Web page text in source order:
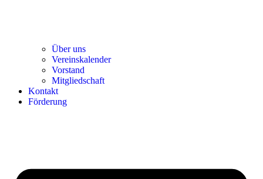
Über uns
Ver­einska­len­der
Vor­stand
Mit­glied­schaft
Kon­takt
För­de­rung